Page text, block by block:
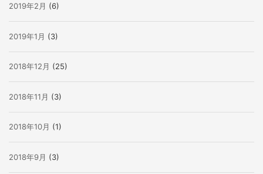
2019年2月 (6)
2019年1月 (3)
2018年12月 (25)
2018年11月 (3)
2018年10月 (1)
2018年9月 (3)